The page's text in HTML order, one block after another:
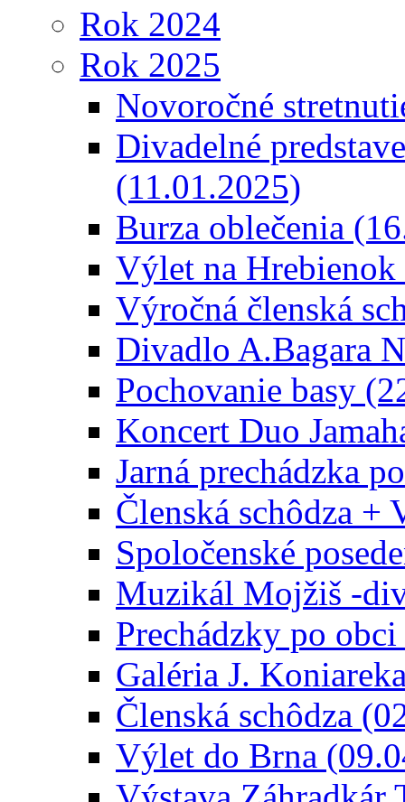
Rok 2024
Rok 2025
Novoročné
Divadelné
(11.01.2025)
Burza oblečenia
Výlet na
Výročná členská
Divadlo A.Bagara
Pochovanie basy
Koncert Duo
Jarná prechádzka
Členská schôdza
Spoločenské
Muzikál Mojžiš -
Prechádzky po
Galéria J.
Členská schôdza
Výlet do Brna